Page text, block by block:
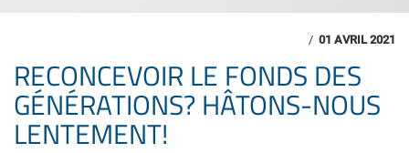
/ 01 AVRIL 2021
RECONCEVOIR LE FONDS DES
GÉNÉRATIONS? HÂTONS-NOUS
LENTEMENT!